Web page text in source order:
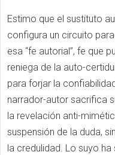
Estimo que el sustituto
configura un circuito
esa “fe autorial”, fe que
reniega de la auto-
para forjar la
narrador-autor sacrifica
la revelación anti-
suspensión de la duda,
la credulidad. Lo suyo